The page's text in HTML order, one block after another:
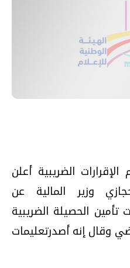
الضريبية أعلن
وزير المالية عن
تأمين الحصيلة الضريبية
وقال إنه أصدرتعليمات